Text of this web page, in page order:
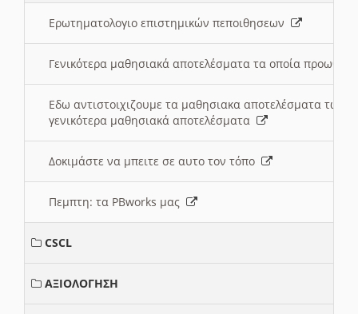
Ερωτηματολογιο επιστημικών πεποιθησεων
Γενικότερα μαθησιακά αποτελέσματα τα οποία
Εδω αντιστοιχιζουμε τα μαθησιακα αποτελέσματα
γενικότερα μαθησιακά αποτελέσματα
Δοκιμάστε να μπειτε σε αυτο τον τόπο
Πεμπτη: τα PBworks μας
CSCL
ΑΞΙΟΛΟΓΗΣΗ